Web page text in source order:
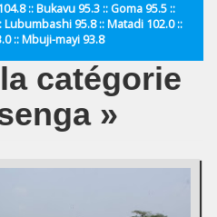
:: Bukavu 95.3 :: Goma 95.5 ::
Lubumbashi 95.8 :: Matadi 102.0 ::
:: Mbuji-mayi 93.8
catégorie
»